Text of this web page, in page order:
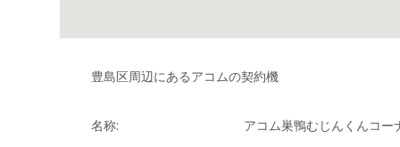
豊島区周辺にあるアコムの契約機
名称:
アコム巣鴨むじんくんコー